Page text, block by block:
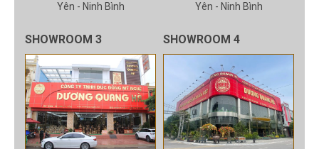
Yên - Ninh Bình
Yên - Ninh Bình
SHOWROOM 3 SHOWROOM 4